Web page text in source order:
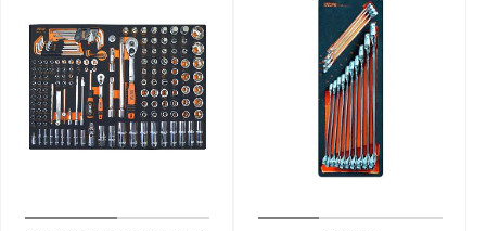
от до
Глубина, мм:
от до
Бренд: